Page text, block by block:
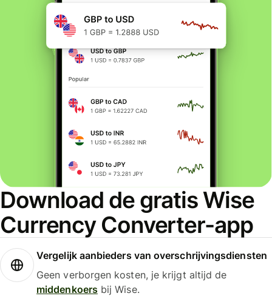
Download de gratis Wise
Currency Converter-app
Vergelijk aanbieders van overschrijvingsdiensten
Geen verborgen kosten, je krijgt altijd de
middenkoersbij Wise.